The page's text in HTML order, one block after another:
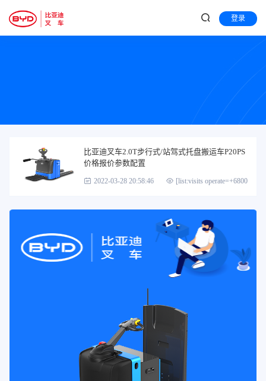
登录
比亚迪叉车2.0T步行式/站驾式托盘搬运车P20PS
价格报价参数配置
2022-03-28 20:58:46 [list:visits operate=+6800]